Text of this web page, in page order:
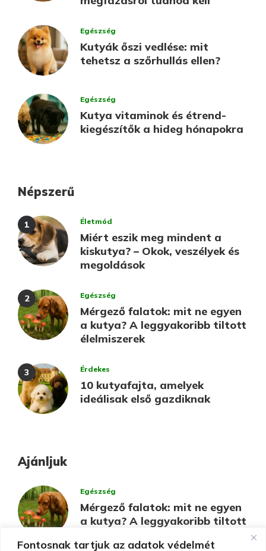
Fontosnak tartjuk az adatok védelmét
Egészség
Kutyák őszi vedlése: mit
tehetsz a szőrhullás ellen?
Egészség
Kutya vitaminok és étrend-
kiegészítők a hideg hónapokra
Népszerű
Életmód
Miért eszik meg mindent a
kiskutya? – Okok, veszélyek és
megoldások
Egészség
Mérgező falatok: mit ne egyen
a kutya? A leggyakoribb tiltott
élelmiszerek
Érdekes
10 kutyafajta, amelyek
ideálisak első gazdiknak
Ajánljuk
Egészség
Mérgező falatok: mit ne egyen
a kutya? A leggyakoribb tiltott